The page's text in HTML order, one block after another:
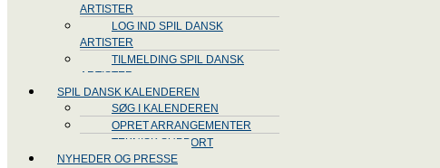
ARTISTER
LOG IND SPIL DANSK
ARTISTER
TILMELDING SPIL DANSK
ARTISTER
SPIL DANSK KALENDEREN
SØG I KALENDEREN
OPRET ARRANGEMENTER
TEKNISK SUPPORT
NYHEDER OG PRESSE